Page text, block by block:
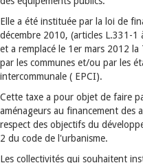
Elle a été instituée par la loi de
décembre 2010, (articles L.331-1
et a remplacé le 1er mars 2012
par les communes et/ou par les
intercommunale ( EPCI).
Cette taxe a pour objet de faire
aménageurs au financement des
respect des objectifs du
2 du code de l'urbanisme.
Les collectivités qui souhaitent